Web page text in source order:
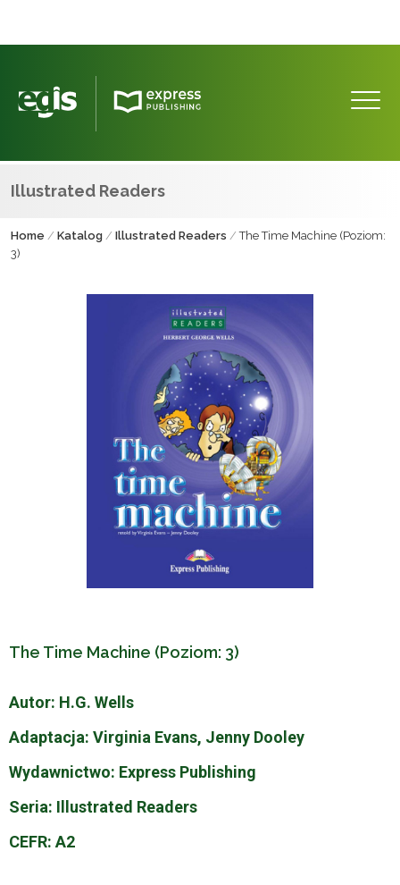
Illustrated Readers
Home / Katalog / Illustrated Readers /The Time Machine (Poziom:
3)
The Time Machine (Poziom: 3)
Autor: H.G. Wells
Adaptacja: Virginia Evans, Jenny Dooley
Wydawnictwo: Express Publishing
Seria: Illustrated Readers
CEFR: A2